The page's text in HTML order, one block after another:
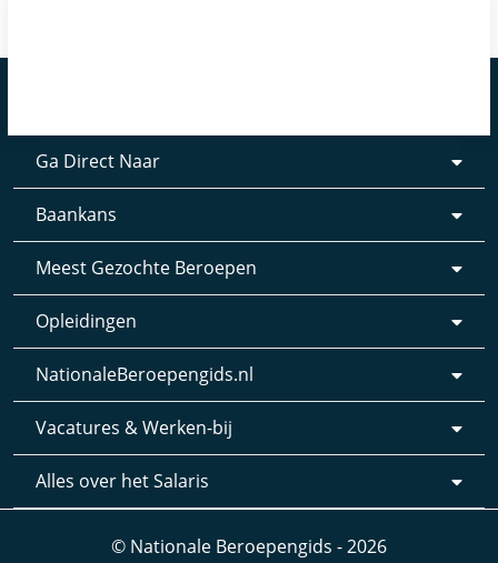
Ga Direct Naar
Baankans
Meest Gezochte Beroepen
Opleidingen
NationaleBeroepengids.nl
Vacatures & Werken-bij
Alles over het Salaris
© Nationale Beroepengids - 2026